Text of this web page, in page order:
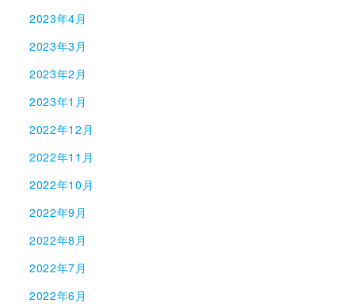
2023年4月
2023年3月
2023年2月
2023年1月
2022年12月
2022年11月
2022年10月
2022年9月
2022年8月
2022年7月
2022年6月